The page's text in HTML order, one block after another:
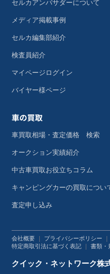
セルカアンバサダーについて
メディア掲載事例
セルカ編集部紹介
検査員紹介
マイページログイン
バイヤー様ページ
車の買取
車買取相場・査定価格 検索
オークション実績紹介
中古車買取お役立ちコラム
キャンピングカーの買取につい
査定申し込み
会社概要 プライバシーポリシー
特定商取引法に基づく表記
書類・
クイック・ネットワーク株